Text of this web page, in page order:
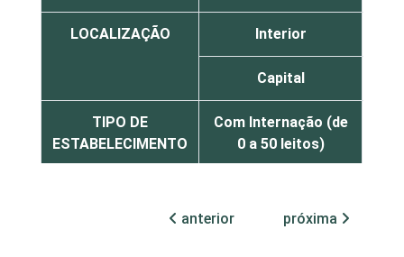
LOCALIZAÇÃO Interior
Capital
TIPO DE
ESTABELECIMENTO
Com Internação (de
0 a 50 leitos)
(mais de 50 leitos)
anterior próxima